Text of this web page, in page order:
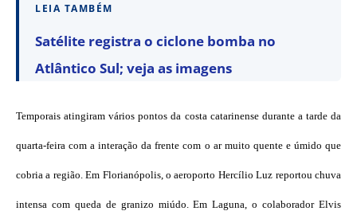
LEIA TAMBÉM
Satélite registra o ciclone bomba no
Atlântico Sul; veja as imagens
Temporais atingiram vários pontos da costa catarinense durante a tarde da
quarta-feira com a interação da frente com o ar muito quente e úmido que
cobria a região. Em Florianópolis, o aeroporto Hercílio Luz reportou chuva
intensa com queda de granizo miúdo. Em Laguna, o colaborador Elvis